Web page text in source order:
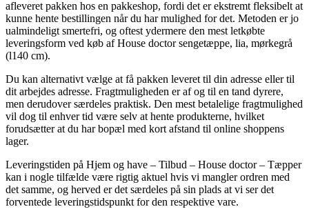
afleveret pakken hos en pakkeshop, fordi det er ekstremt fleksibelt at
kunne hente bestillingen når du har mulighed for det. Metoden er jo
ualmindeligt smertefri, og oftest ydermere den mest letkøbte
leveringsform ved køb af House doctor sengetæppe, lia, mørkegrå
(l140 cm).
Du kan alternativt vælge at få pakken leveret til din adresse eller til
dit arbejdes adresse. Fragtmuligheden er af og til en tand dyrere,
men derudover særdeles praktisk. Den mest betalelige fragtmulighed
vil dog til enhver tid være selv at hente produkterne, hvilket
forudsætter at du har bopæl med kort afstand til online shoppens
lager.
Leveringstiden på Hjem og have – Tilbud – House doctor – Tæpper
kan i nogle tilfælde være rigtig aktuel hvis vi mangler ordren med
det samme, og herved er det særdeles på sin plads at vi ser det
forventede leveringstidspunkt for den respektive vare.